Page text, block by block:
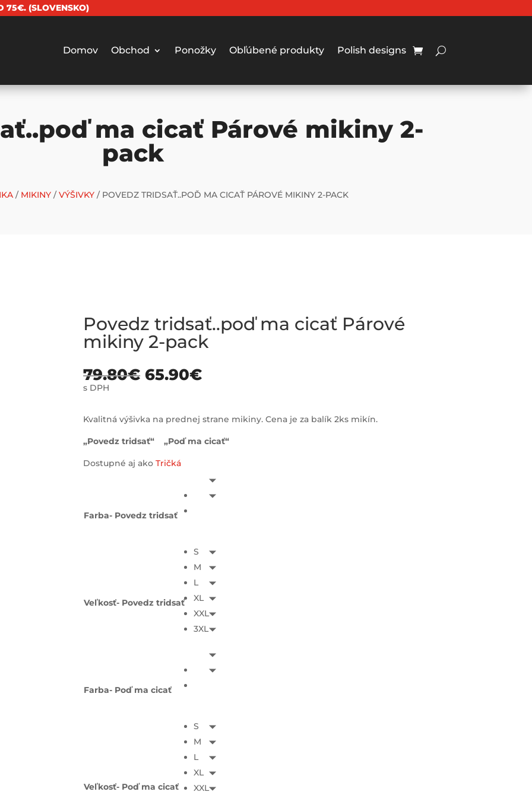
75€. (SLOVENSKO)
Domov Obchod Ponožky Obľúbené produkty Polish designs
ma cicať Párové mikiny 2-
pack
/ MIKINY/ VÝŠIVKY/ POVEDZ TRIDSAŤ..POĎ MA CICAŤ PÁROVÉ MIKINY 2-PACK
Povedz tridsať..poď ma cicať Párové
mikiny 2-pack
79.80€ 65.90€
s DPH
Kvalitná výšivka na prednej strane mikiny. Cena je za balík 2ks mikín.
„Povedz tridsať“ „Poď ma cicať“
Dostupné aj akoTričká
Farba- Povedz tridsať
Veľkosť- Povedz tridsať
S
M
L
XL
XXL
3XL
Farba- Poď ma cicať
Veľkosť- Poď ma cicať
S
M
L
XL
XXL